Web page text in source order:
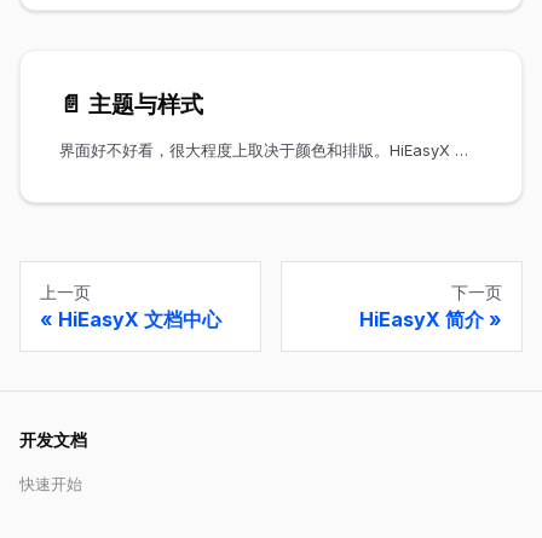
📄️ 主题与样式
界面好不好看，很大程度上取决于颜色和排版。HiEasyX 内置了一套现代化的主题系统，让你不需要写一堆颜色常量，也能做出专业水准的界面。
上一页
HiEasyX 文档中心
下一页
HiEasyX 简介
开发文档
快速开始